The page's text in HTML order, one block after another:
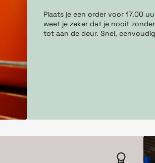
Plaats je een order voor 17.00
weet je zeker dat je nooit
tot aan de deur. Snel,